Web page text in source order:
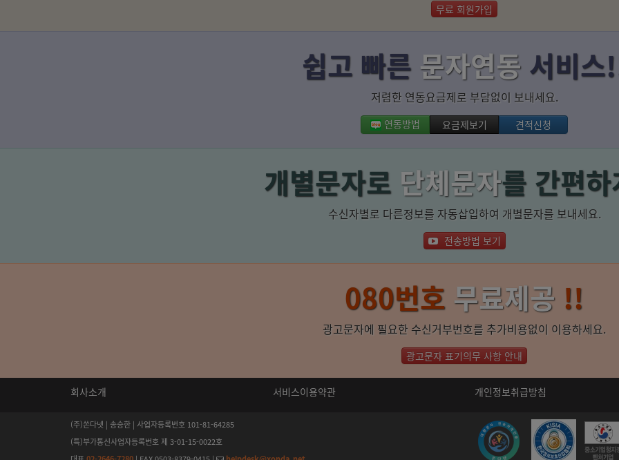
무료 회원가입
쉽고 빠른 문자연동 서비
저렴한 연동요금제로 부담없이 보내세요.
연동방법 요금제보기 견적신청
개별문자로 단체문자를 간편
수신자별로 다른정보를 자동삽입하여 개별문자를 보내세요.
전송방법 보기
080번호 무료제공 !!
광고문자에 필요한 수신거부번호를 추가비용없이 이용하세요.
광고문자 표기의무 사항 안내
회사소개 서비스이용약관 개인정보취급방침
(주)쏜다넷 | 송승한 | 사업자등록번호 101-81-64285
(특)부가통신사업자등록번호 제 3-01-15-0022호